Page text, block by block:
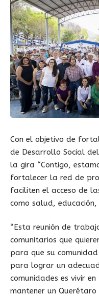
Con el objetivo de
de Desarrollo Social
la gira “Contigo,
fortalecer la red de
faciliten el acceso de
como salud,
“Esta reunión de
comunitarios que
para que su
para lograr un
comunidades es vivir
mantener un